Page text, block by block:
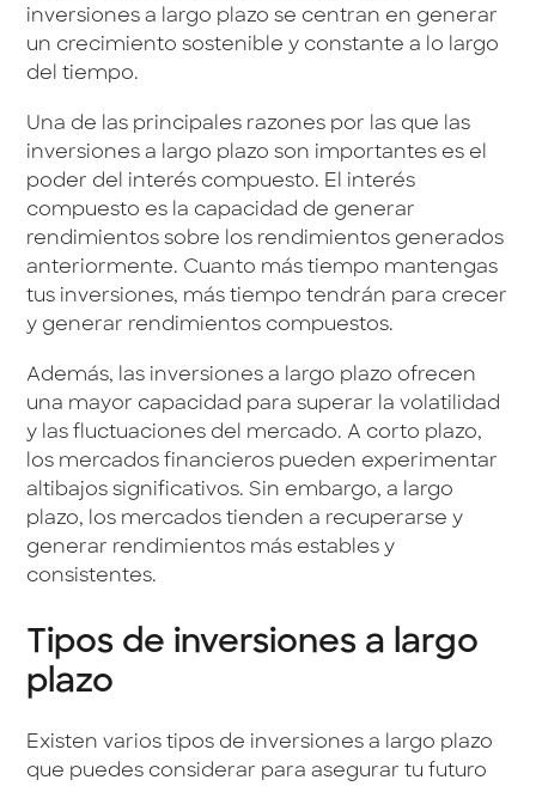
inversiones a largo plazo se centran en generar
un crecimiento sostenible y constante a lo largo
del tiempo.
Una de las principales razones por las que las
inversiones a largo plazo son importantes es el
poder del interés compuesto. El interés
compuesto es la capacidad de generar
rendimientos sobre los rendimientos generados
anteriormente. Cuanto más tiempo mantengas
tus inversiones, más tiempo tendrán para crecer
y generar rendimientos compuestos.
Además, las inversiones a largo plazo ofrecen
una mayor capacidad para superar la volatilidad
y las fluctuaciones del mercado. A corto plazo,
los mercados financieros pueden experimentar
altibajos significativos. Sin embargo, a largo
plazo, los mercados tienden a recuperarse y
generar rendimientos más estables y
consistentes.
Tipos de inversiones a largo
plazo
Existen varios tipos de inversiones a largo plazo
que puedes considerar para asegurar tu futuro